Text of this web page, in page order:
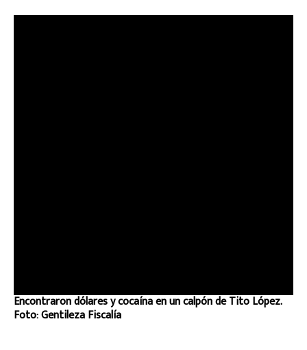
Encontraron dólares y cocaína en un calpón de Tito López.
Foto: Gentileza Fiscalía